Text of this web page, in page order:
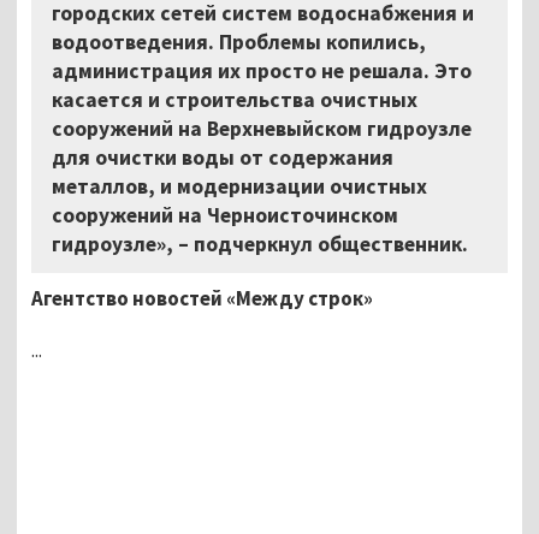
городских сетей систем водоснабжения и
водоотведения. Проблемы копились,
администрация их просто не решала. Это
касается и строительства очистных
сооружений на Верхневыйском гидроузле
для очистки воды от содержания
металлов, и модернизации очистных
сооружений на Черноисточинском
гидроузле», – подчеркнул общественник.
Агентство новостей «Между строк»
...